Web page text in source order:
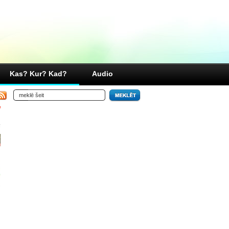
Kas? Kur? Kad? Audio